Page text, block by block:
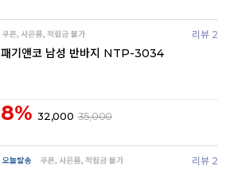
리뷰 2
패기앤코 남성 반바지 NTP-3034
8% 32,000 35,000
리뷰 2